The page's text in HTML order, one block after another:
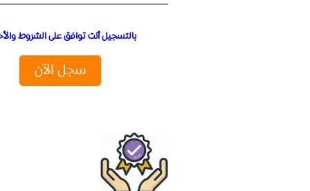
بالتسجيل أنت توافق على الشروط
سجل الآن